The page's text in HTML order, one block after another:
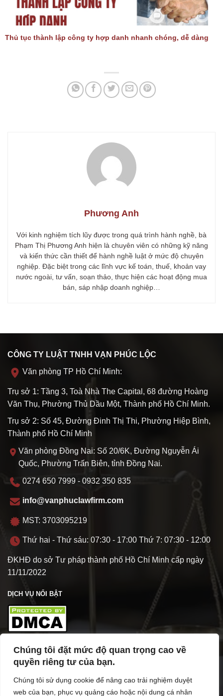
Chúng tôi đặt mức độ quan trọng cao về
quyền riêng tư của bạn.
Chúng tôi sử dụng cookie để nâng cao trải nghiệm duyệt
web của bạn, phục vụ quảng cáo hoặc nội dung cá nhân
Thủ tục thành lập công ty hợp danh nhanh chóng, dễ dàng
Phương Anh
Với kinh nghiệm tích lũy được trong quá trình hành nghề, bà
Phạm Thị Phương Anh hiện là chuyên viên có những kỹ năng
và kiến thức cần thiết để hành nghề luật ở mức độ chuyên
nghiệp. Đặc biệt trong các lĩnh vực kế toán, thuế, khoản vay
nước ngoài, tư vấn, soạn thảo, thực hiện các hoạt động mua
bán, sáp nhập doanh nghiệp…
CÔNG TY LUẬT TNHH VẠN PHÚC LỘC
Văn phòng TP Hồ Chí Minh:
Trụ sở 1: Tầng 3, Toà Nhà The Capital, 68 đường Hoàng
Văn Thụ, Phường Thủ Dầu Một, Thành phố Hồ Chí Minh.
Trụ sở 2: Số 45, Đường Đinh Thị Thi, Phường Hiệp Bình,
Thành phố Hồ Chí Minh
Văn phòng Đồng Nai: Số 20/6K, Đường Nguyễn Ái
Quốc, Phường Trấn Biên, tỉnh Đồng Nai.
0274 650 7999 - 0932 350 835
info@vanphuclawfirm.com
MST: 3703095219
Thứ hai - Thứ sáu: 07:30 - 17:00 Thứ 7: 07:30 - 12:00
ĐKHĐ do sở Tư pháp thành phố Hồ Chí Minh cấp ngày
11/11/2022
DỊCH VỤ NỔI BẬT
TÌM HIỂU VỀ VPL